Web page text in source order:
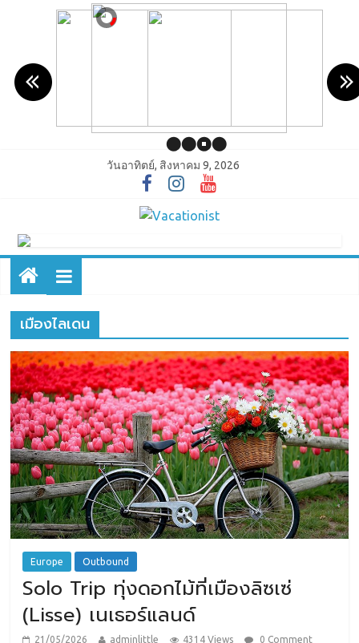
วันอาทิตย์, สิงหาคม 9, 2026
เมืองไลเดน
Europe Outbound
Solo Trip ทุ่งดอกไม้ที่เมืองลิซเซ่
(Lisse) เนเธอร์แลนด์
21/05/2026 adminlittle 4314 Views
0 Comment